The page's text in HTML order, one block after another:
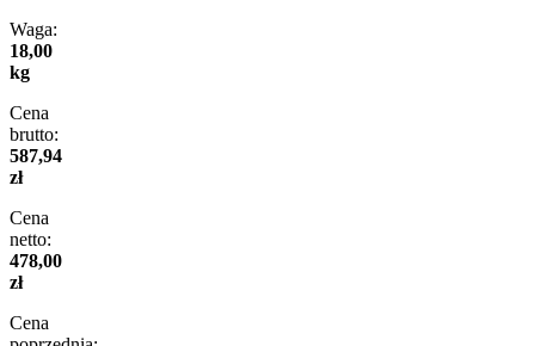
Waga:
18,00
kg
Cena
brutto:
587,94
zł
Cena
netto:
478,00
zł
Cena